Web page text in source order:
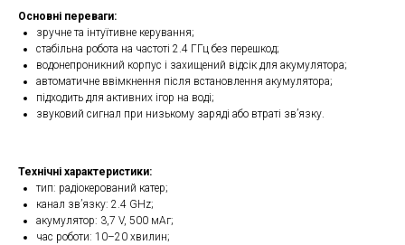
Основні переваги:
зручне та інтуїтивне керування;
стабільна робота на частоті 2.4 ГГц без перешкод;
водонепроникний корпус і захищений відсік для акумулятора;
автоматичне ввімкнення після встановлення акумулятора;
підходить для активних ігор на воді;
звуковий сигнал при низькому заряді або втраті зв’язку.
Технічні характеристики:
тип: радіокерований катер;
канал зв’язку: 2.4 GHz;
акумулятор: 3,7 V, 500 мАг;
час роботи: 10–20 хвилин;